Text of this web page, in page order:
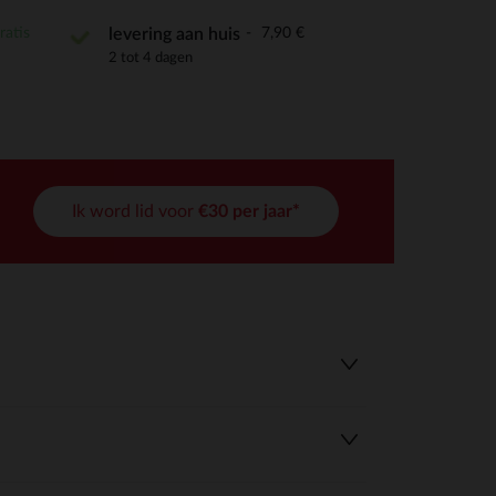
aan te passen en te beheren, en zorgt ervoor dat aan
levering aan huis 7,90 €
2 tot 4 dagen
Ik word lid voor €30 per jaar*